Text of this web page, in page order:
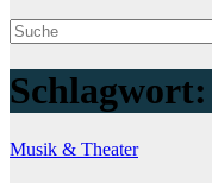
Schlagwort:
Musik & Theater